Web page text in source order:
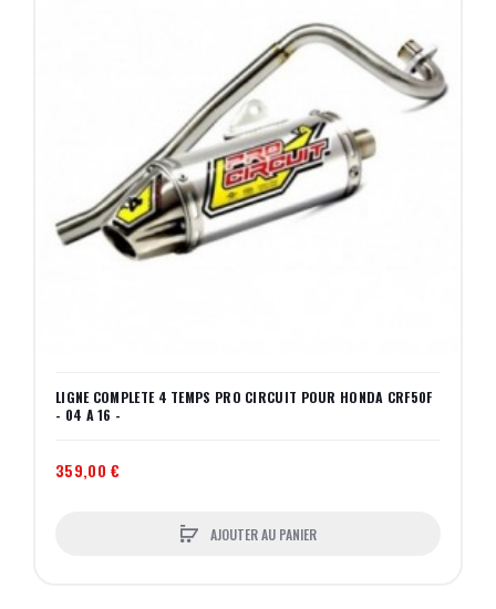
LIGNE COMPLETE 4 TEMPS PRO CIRCUIT POUR HONDA CRF50F
- 04 A 16 -
359,00 €
AJOUTER AU PANIER